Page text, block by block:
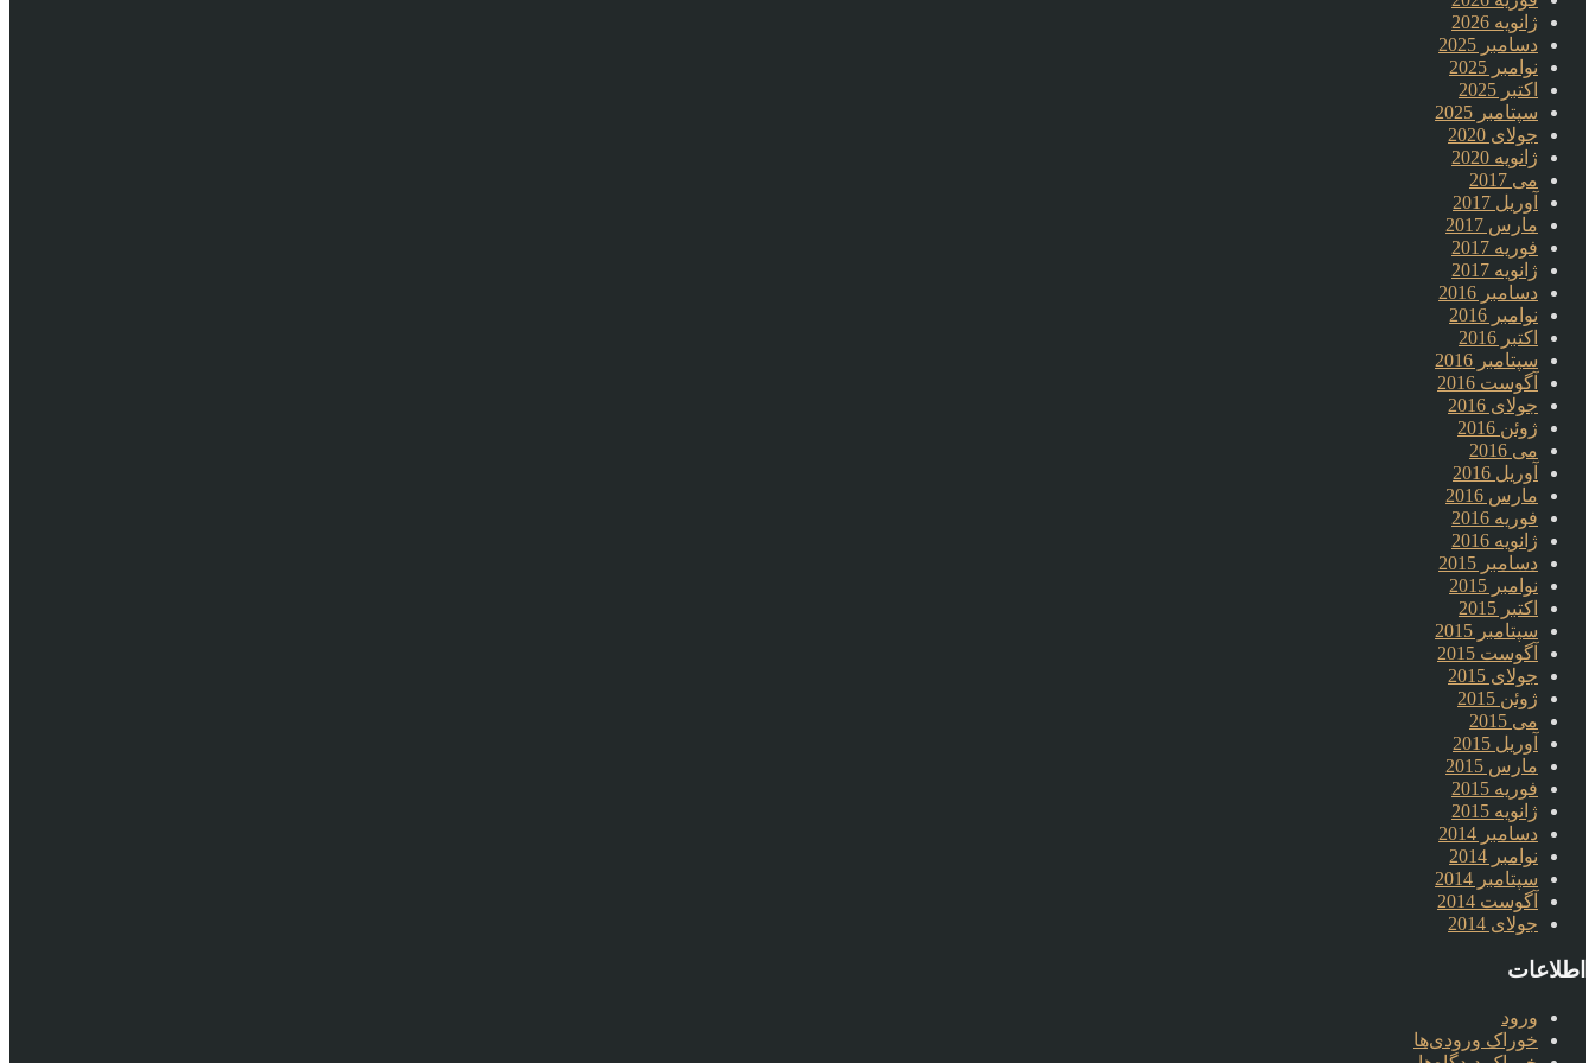
ژانویه 2026
دسامبر 2025
نوامبر 2025
اکتبر 2025
سپتامبر 2025
جولای 2020
ژانویه 2020
می 2017
آوریل 2017
مارس 2017
فوریه 2017
ژانویه 2017
دسامبر 2016
نوامبر 2016
اکتبر 2016
سپتامبر 2016
آگوست 2016
جولای 2016
ژوئن 2016
می 2016
آوریل 2016
مارس 2016
فوریه 2016
ژانویه 2016
دسامبر 2015
نوامبر 2015
اکتبر 2015
سپتامبر 2015
آگوست 2015
جولای 2015
ژوئن 2015
می 2015
آوریل 2015
مارس 2015
فوریه 2015
ژانویه 2015
دسامبر 2014
نوامبر 2014
سپتامبر 2014
آگوست 2014
جولای 2014
اطلاعات
ورود
خوراک ورودی‌ها